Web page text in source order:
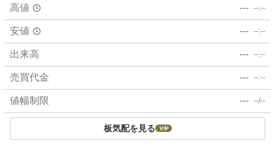
高値 --- --:--
安値 --- --:--
出来高 --- --:--
売買代金 --- --:--
値幅制限 --- --/--
板気配を見る